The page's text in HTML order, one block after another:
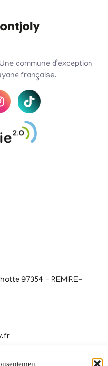
commune d’exception
française.
97354 – REMIRE-